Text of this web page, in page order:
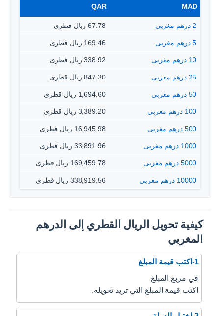
MAD
QAR
2 درهم مغربى 67.78 ريال قطرى
5 درهم مغربى 169.46 ريال قطرى
10 درهم مغربى 338.92 ريال قطرى
25 درهم مغربى 847.30 ريال قطرى
50 درهم مغربى 1,694.60 ريال قطرى
100 درهم مغربى 3,389.20 ريال قطرى
500 درهم مغربى 16,945.98 ريال قطرى
1000 درهم مغربى 33,891.96 ريال قطرى
5000 درهم مغربى 169,459.78 ريال قطرى
10000 درهم مغربى 338,919.56 ريال قطرى
كيفية تحويل الريال القطري إلى الدرهم
المغربي
1-اكتب قيمة المبلغ
في مربع المبلغ
اكتب قيمة المبلغ التي تريد تحويله.